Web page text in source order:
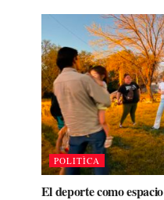
POLITÌCA
El deporte como